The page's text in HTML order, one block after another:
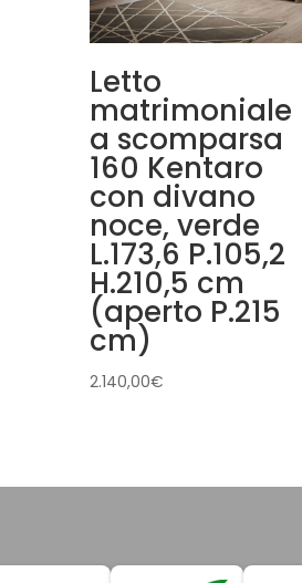
Letto
matrimoniale
a scomparsa
160 Kentaro
con divano
noce, verde
L.173,6 P.105,2
H.210,5 cm
(aperto P.215
cm)
2.140,00€